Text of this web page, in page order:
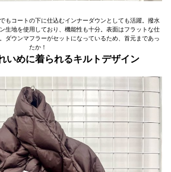
もコートの下に仕込むインナーダウンとしても活躍。撥水
生地を使用しており、機能性も十分。表面はフラットな仕
ダウンマフラーがセットになっているため、首元まであっ
たか！
いめに着られるキルトデザイン